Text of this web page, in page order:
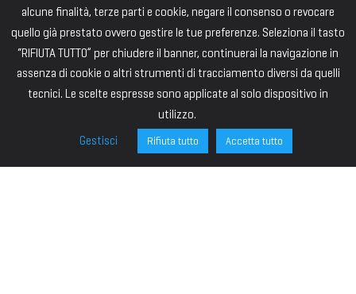
alcune finalità, terze parti e cookie, negare il consenso o revocare
quello già prestato ovvero gestire le tue preferenze. Seleziona il tasto
“RIFIUTA TUTTO” per chiudere il banner, continuerai la navigazione in
assenza di cookie o altri strumenti di tracciamento diversi da quelli
tecnici. Le scelte espresse sono applicate al solo dispositivo in
utilizzo.
Gestisci
Rifiuta tutto Accetta tutto